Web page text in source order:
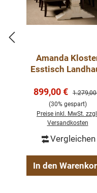
Amanda
Esstisch
Esszimmertisch
Größen
Verkaufspreis:
899,00 €
(30% gespart)
Preise inkl. MwSt.
Versandkosten
Vergleichen
In den